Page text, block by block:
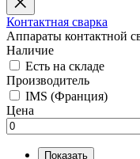
Контактная сварка
Аппараты контактной
Наличие
Есть на складе
Производитель
IMS (Франция)
Цена